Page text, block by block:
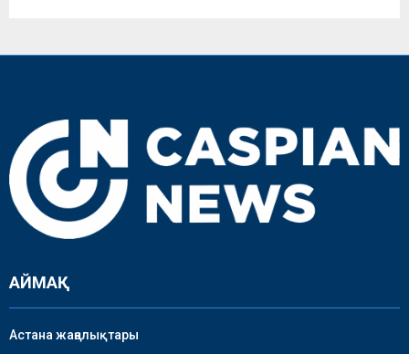
АЙМАҚ
Астана жаңалықтары